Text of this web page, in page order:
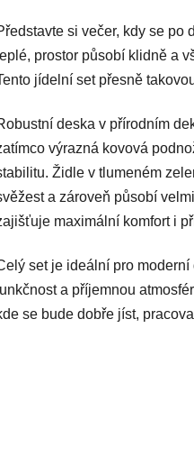
si večer, kdy se po
prostor působí klidně a
jídelní set přesně
deska v přírodním
výrazná kovová
Židle v tlumeném
a zároveň působí
maximální komfort i
set je ideální pro
a příjemnou
se bude dobře jíst,